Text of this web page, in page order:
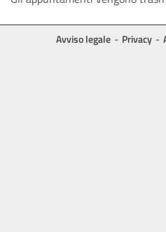
Avviso legale Privacy